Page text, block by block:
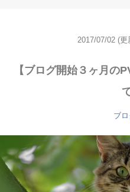
2017/07/02 (更
【ブログ開始３ヶ月の
ブ